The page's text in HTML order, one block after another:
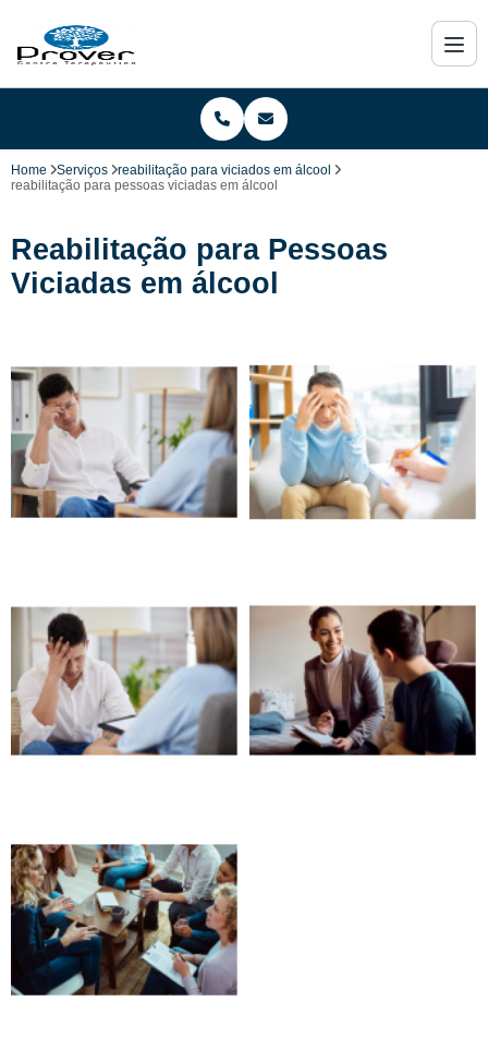
Home Serviços
reabilitação para viciados em álcool
reabilitação para pessoas viciadas em álcool
Reabilitação para Pessoas
Viciadas em álcool